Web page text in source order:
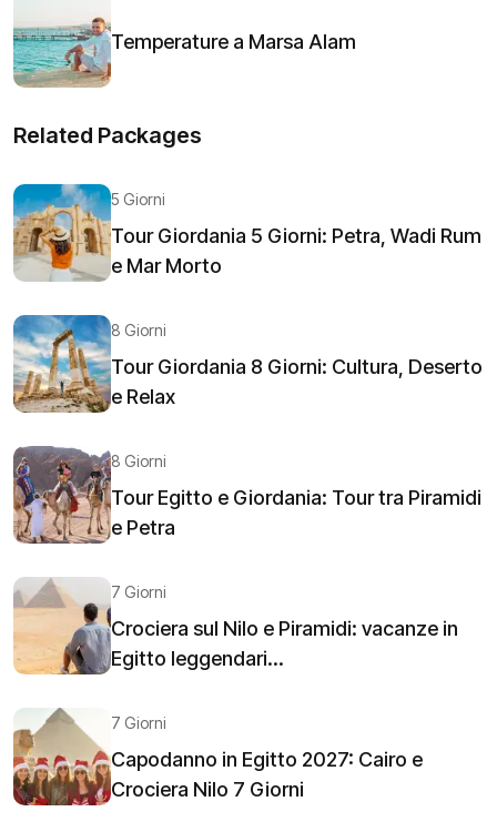
Temperature a Marsa Alam
Related Packages
5 Giorni
Tour Giordania 5 Giorni: Petra, Wadi Rum
e Mar Morto
8 Giorni
Tour Giordania 8 Giorni: Cultura, Deserto
e Relax
8 Giorni
Tour Egitto e Giordania: Tour tra Piramidi
e Petra
7 Giorni
Crociera sul Nilo e Piramidi: vacanze in
Egitto leggendari...
7 Giorni
Capodanno in Egitto 2027: Cairo e
Crociera Nilo 7 Giorni